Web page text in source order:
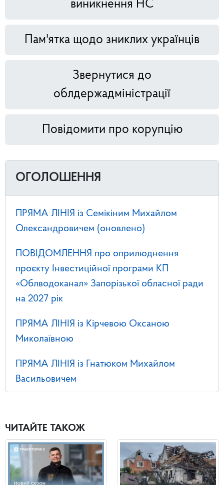
виникнення НС
Пам'ятка щодо зниклих українців
Звернутися до
облдержадміністрації
Повідомити про корупцію
ОГОЛОШЕННЯ
ПРЯМА ЛІНІЯ із Семікіним Михайлом
Олександровичем (оновлено)
ПОВІДОМЛЕННЯ про оприлюднення
проєкту Інвестиційної програми КП
«Облводоканал» Запорізької обласної ради
на 2027 рік
ПРЯМА ЛІНІЯ із Кірчевою Оксаною
Миколаївною
ПРЯМА ЛІНІЯ із Гнатюком Михайлом
Васильовичем
ЧИТАЙТЕ ТАКОЖ